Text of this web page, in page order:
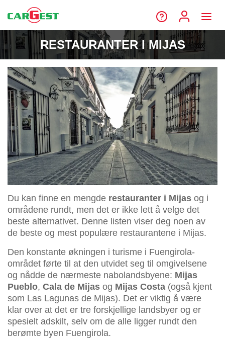
RESTAURANTER I MIJAS
Du kan finne en mengde restauranter i Mijas og i
områdene rundt, men det er ikke lett å velge det
beste alternativet. Denne listen viser deg noen av
de beste og mest populære restaurantene i Mijas.
Den konstante økningen i turisme i Fuengirola-
området førte til at den utvidet seg til omgivelsene
og nådde de nærmeste nabolandsbyene: Mijas
Pueblo, Cala de Mijas og Mijas Costa (også kjent
som Las Lagunas de Mijas). Det er viktig å være
klar over at det er tre forskjellige landsbyer og er
spesielt adskilt, selv om de alle ligger rundt den
berømte byen Fuengirola.